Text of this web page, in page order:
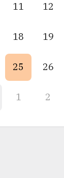
11 12
18 19
25 26
1 2